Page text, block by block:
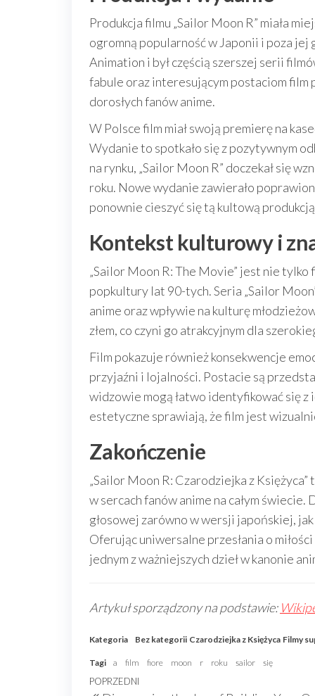
Produkcja filmu „Sailor Moon R” miała
ogromną popularność w Japonii i poza jej
Animation i był częścią szerszej serii
fabule oraz interesującym postaciom film
dorosłych fanów anime.
W Polsce film miał swoją premierę na
Wydanie to spotkało się z pozytywnym
na rynku, „Sailor Moon R” doczekał się
roku. Nowe wydanie zawierało
ponownie cieszyć się tą kultową
Kontekst kulturowy i
„Sailor Moon R: The Movie” jest nie
popkultury lat 90-tych. Seria „Sailor
anime oraz wpływie na kulturę
złem, co czyni go atrakcyjnym dla
Film pokazuje również konsekwencje
przyjaźni i lojalności. Postacie są
widzowie mogą łatwo identyfikować się
estetyczne sprawiają, że film jest
Zakończenie
„Sailor Moon R: Czarodziejka z
w sercach fanów anime na całym
głosowej zarówno w wersji japońskiej,
Oferując uniwersalne przesłania o
jednym z ważniejszych dzieł w kanonie
Artykuł sporządzony na podstawie:
Kategoria Bez kategorii Czarodziejka z Księżyca Filmy
Tagi a film fiore moon r roku sailor się
Nawigacja
Poprzedni
POPRZEDNI